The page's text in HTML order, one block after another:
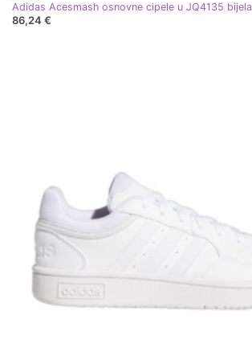
Adidas Acesmash osnovne cipele u JQ4135 bijela
86,24 €